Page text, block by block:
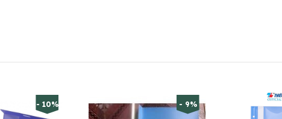
- 10% - 9%